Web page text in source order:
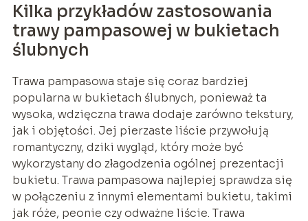
Kilka przykładów zastosowania
trawy pampasowej w bukietach
ślubnych
Trawa pampasowa staje się coraz bardziej
popularna w bukietach ślubnych, ponieważ ta
wysoka, wdzięczna trawa dodaje zarówno tekstury,
jak i objętości. Jej pierzaste liście przywołują
romantyczny, dziki wygląd, który może być
wykorzystany do złagodzenia ogólnej prezentacji
bukietu. Trawa pampasowa najlepiej sprawdza się
w połączeniu z innymi elementami bukietu, takimi
jak róże, peonie czy odważne liście. Trawa